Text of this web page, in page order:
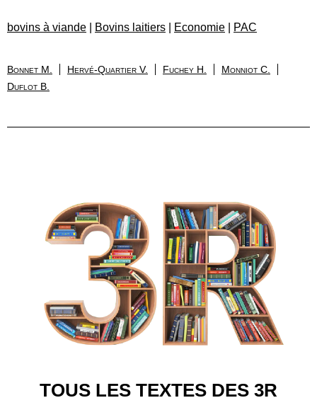
bovins à viande Bovins laitiers Economie PAC
Bonnet M. Hervé-Quartier V. Fuchey H.
Monniot C.
Duflot B.
TOUS LES TEXTES DES 3R